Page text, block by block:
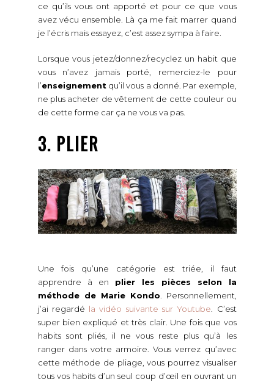
ce qu’ils vous ont apporté et pour ce que vous
avez vécu ensemble. Là ça me fait marrer quand
je l’écris mais essayez, c’est assez sympa à faire.
Lorsque vous jetez/donnez/recyclez un habit que
vous n’avez jamais porté, remerciez-le pour
l’enseignementqu’il vous a donné. Par exemple,
ne plus acheter de vêtement de cette couleur ou
de cette forme car ça ne vous va pas.
3. PLIER
Une fois qu’une catégorie est triée, il faut
apprendre à en plier les pièces selon la
méthode de Marie Kondo. Personnellement,
j’ai regardé la vidéo suivante sur Youtube. C’est
super bien expliqué et très clair. Une fois que vos
habits sont pliés, il ne vous reste plus qu’à les
ranger dans votre armoire. Vous verrez qu’avec
cette méthode de pliage, vous pourrez visualiser
tous vos habits d’un seul coup d’œil en ouvrant un